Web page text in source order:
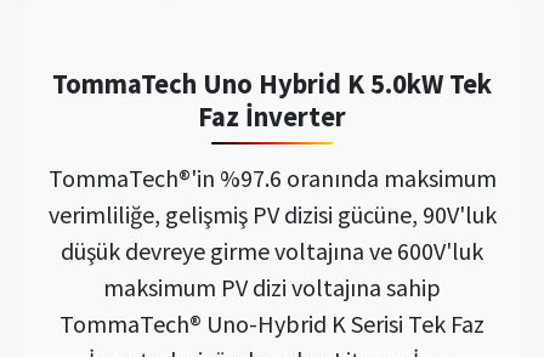
TommaTech Uno Hybrid K 5.0kW Tek
Faz İnverter
TommaTech®'in %97.6 oranında maksimum
verimliliğe, gelişmiş PV dizisi gücüne, 90V'luk
düşük devreye girme voltajına ve 600V'luk
maksimum PV dizi voltajına sahip
TommaTech® Uno-Hybrid K Serisi Tek Faz